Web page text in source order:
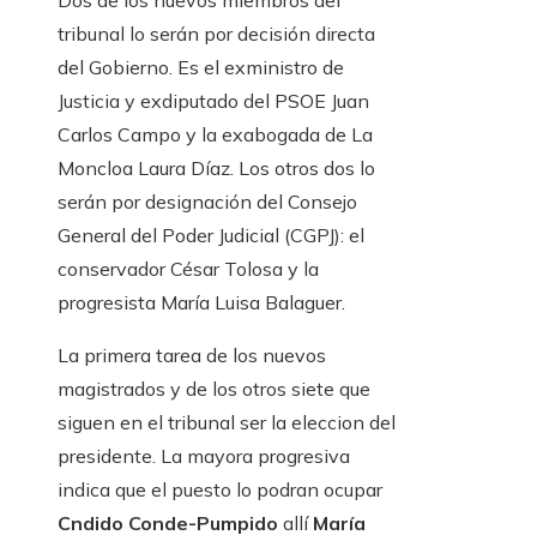
tribunal lo serán por decisión directa
del Gobierno. Es el exministro de
Justicia y exdiputado del PSOE Juan
Carlos Campo y la exabogada de La
Moncloa Laura Díaz. Los otros dos lo
serán por designación del Consejo
General del Poder Judicial (CGPJ): el
conservador César Tolosa y la
progresista María Luisa Balaguer.
La primera tarea de los nuevos
magistrados y de los otros siete que
siguen en el tribunal ser la eleccion del
presidente. La mayora progresiva
indica que el puesto lo podran ocupar
Cndido Conde-Pumpido allí María